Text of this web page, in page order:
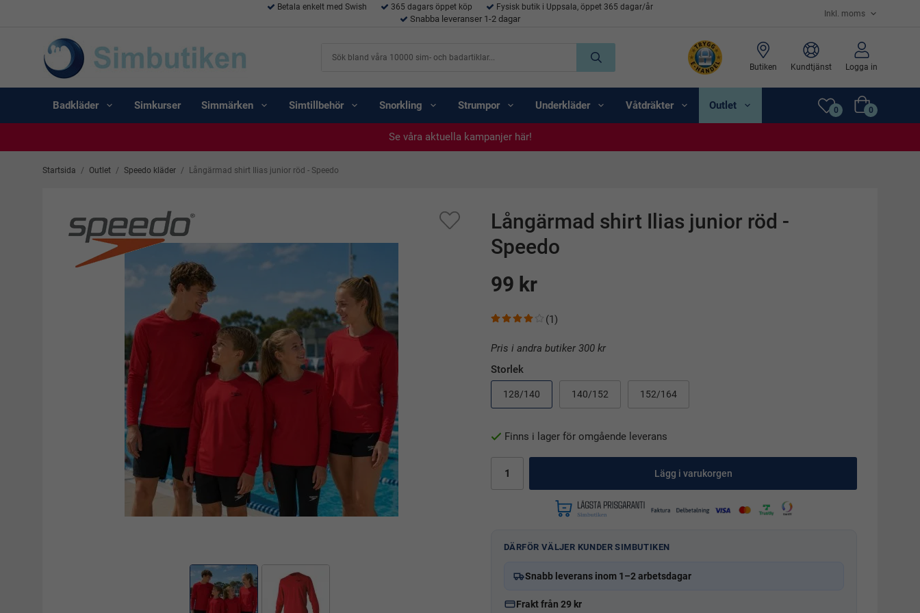
Betala enkelt med Swish 365 dagars öppet köp Fysisk butik i Uppsala, öppet 365 dagar/år
Snabba leveranser 1-2 dagar
Butiken Kundtjänst Logga in
Badkläder Simkurser Simmärken Simtillbehör Snorkling Strumpor Underkläder Våtdräkter Outlet 0 0
Se våra aktuella kampanjer här!
Se våra aktuella kampanjer här!
Se våra aktuella kampanjer här!
Se våra aktuella kampanjer här!
Startsida / Outlet / Speedo kläder / Långärmad shirt Ilias junior röd - Speedo
Långärmad shirt Ilias junior röd -
Speedo
99 kr
(1)
Pris i andra butiker 300 kr
Storlek
128/140 140/152 152/164
Finns i lager för omgående leverans
Lägg i varukorgen
DÄRFÖR VÄLJER KUNDER SIMBUTIKEN
Snabb leverans inom 1–2 arbetsdagar
Frakt från 29 kr